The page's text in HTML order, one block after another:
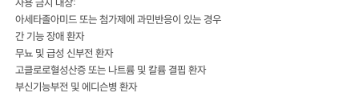
아세타졸아미드 또는 첨가제에 과민반응이 있는 경우
간 기능 장애 환자
무뇨 및 급성 신부전 환자
고클로로혈성산증 또는 나트륨 및 칼륨 결핍 환자
부신기능부전 및 에디슨병 환자